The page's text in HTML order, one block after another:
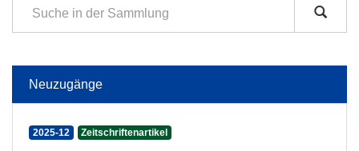
Neuzugänge
2025-12 Zeitschriftenartikel